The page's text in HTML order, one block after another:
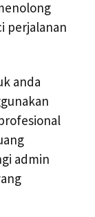
perjalanan
anda
admin